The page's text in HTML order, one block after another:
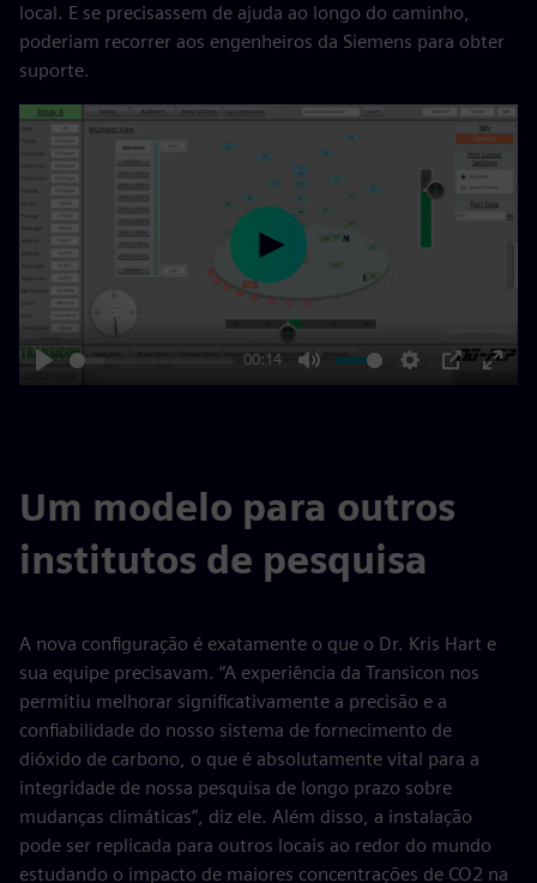
local. E se precisassem de ajuda ao longo do caminho,
poderiam recorrer aos engenheiros da Siemens para obter
suporte.
Play
00:14
Mute Settings
PIP
Play
Um modelo para outros
institutos de pesquisa
A nova configuração é exatamente o que o Dr. Kris Hart e
sua equipe precisavam. “A experiência da Transicon nos
permitiu melhorar significativamente a precisão e a
confiabilidade do nosso sistema de fornecimento de
dióxido de carbono, o que é absolutamente vital para a
integridade de nossa pesquisa de longo prazo sobre
mudanças climáticas”, diz ele. Além disso, a instalação
pode ser replicada para outros locais ao redor do mundo
estudando o impacto de maiores concentrações de CO2 na